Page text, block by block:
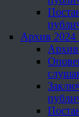
Архив 2024
Архив